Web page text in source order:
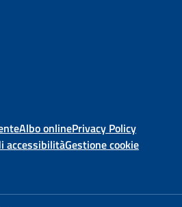
Albo onlinePrivacy Policy
accessibilitàGestione cookie